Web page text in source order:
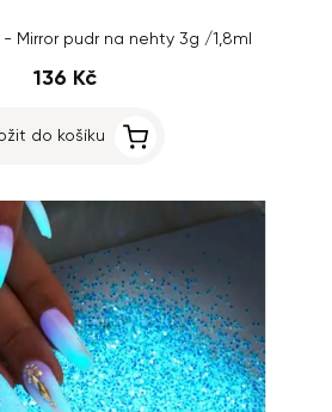
Mirror pudr na nehty 3g /1,8ml
136 Kč
do košíku